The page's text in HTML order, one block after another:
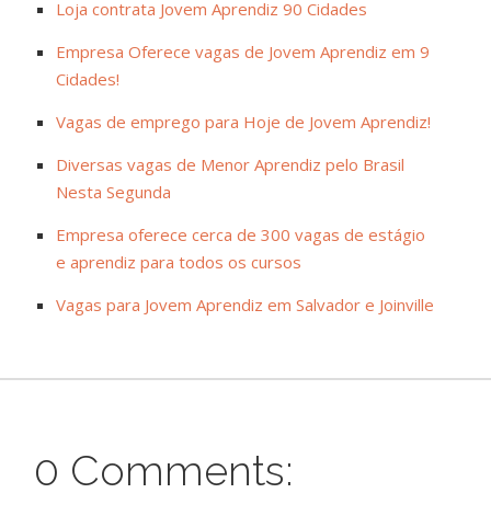
Loja contrata Jovem Aprendiz 90 Cidades
Empresa Oferece vagas de Jovem Aprendiz em 9
Cidades!
Vagas de emprego para Hoje de Jovem Aprendiz!
Diversas vagas de Menor Aprendiz pelo Brasil
Nesta Segunda
Empresa oferece cerca de 300 vagas de estágio
e aprendiz para todos os cursos
Vagas para Jovem Aprendiz em Salvador e Joinville
0 Comments: